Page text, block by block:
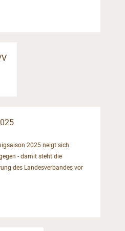
2025 neigt sich
- damit steht die
des Landesverbandes vor